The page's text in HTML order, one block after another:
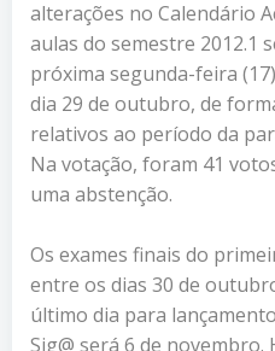
alterações no Calendário
aulas do semestre 2012.1
próxima segunda-feira
dia 29 de outubro, de
relativos ao período da
Na votação, foram 41
uma abstenção.
Os exames finais do
entre os dias 30 de
último dia para
Sig@ será 6 de novembro.